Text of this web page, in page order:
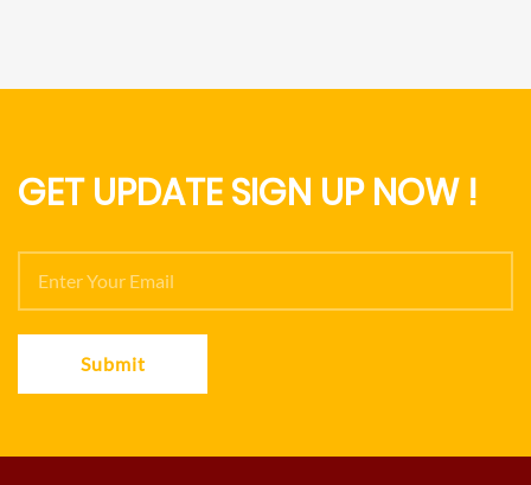
GET UPDATE SIGN UP NOW !
Submit